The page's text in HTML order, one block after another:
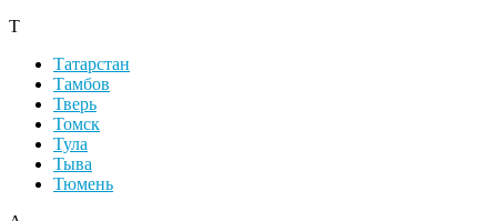
Т
Татарстан
Тамбов
Тверь
Томск
Тула
Тыва
Тюмень